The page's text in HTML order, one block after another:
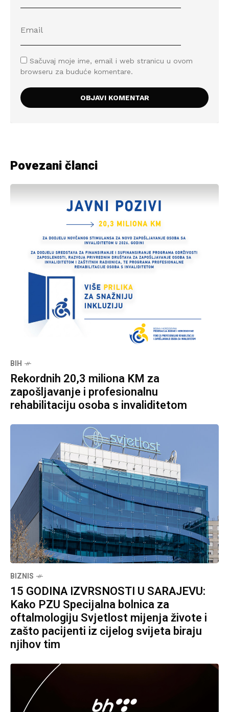
Sačuvaj moje ime, email i web stranicu u ovom
browseru za buduće komentare.
Povezani članci
BIH
Rekordnih 20,3 miliona KM za
zapošljavanje i profesionalnu
rehabilitaciju osoba s invaliditetom
BIZNIS
15 GODINA IZVRSNOSTI U SARAJEVU:
Kako PZU Specijalna bolnica za
oftalmologiju Svjetlost mijenja živote i
zašto pacijenti iz cijelog svijeta biraju
njihov tim